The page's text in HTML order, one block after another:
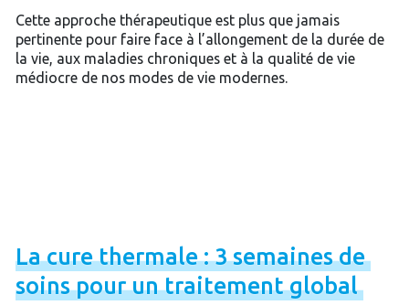
Cette approche thérapeutique est plus que jamais
pertinente pour faire face à l’allongement de la durée de
la vie, aux maladies chroniques et à la qualité de vie
médiocre de nos modes de vie modernes.
Lacurethermale:3semainesde
soinspouruntraitementglobal